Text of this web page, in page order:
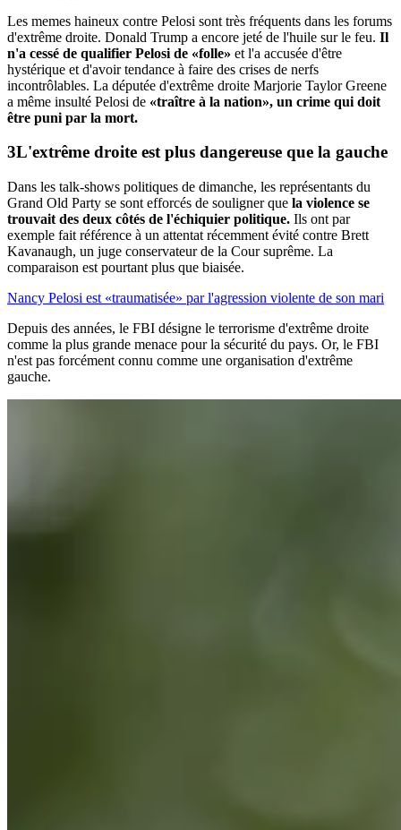
Les memes haineux contre Pelosi sont très fréquents dans les forums
d'extrême droite. Donald Trump a encore jeté de l'huile sur le feu. Il
n'a cessé de qualifier Pelosi de «folle» et l'a accusée d'être
hystérique et d'avoir tendance à faire des crises de nerfs
incontrôlables. La députée d'extrême droite Marjorie Taylor Greene
a même insulté Pelosi de «traître à la nation», un crime qui doit
être puni par la mort.
L'extrême droite est plus dangereuse que la gauche
Dans les talk-shows politiques de dimanche, les représentants du
Grand Old Party se sont efforcés de souligner que la violence se
trouvait des deux côtés de l'échiquier politique. Ils ont par
exemple fait référence à un attentat récemment évité contre Brett
Kavanaugh, un juge conservateur de la Cour suprême. La
comparaison est pourtant plus que biaisée.
Nancy Pelosi est «traumatisée» par l'agression violente de son mari
Depuis des années, le FBI désigne le terrorisme d'extrême droite
comme la plus grande menace pour la sécurité du pays. Or, le FBI
n'est pas forcément connu comme une organisation d'extrême
gauche.